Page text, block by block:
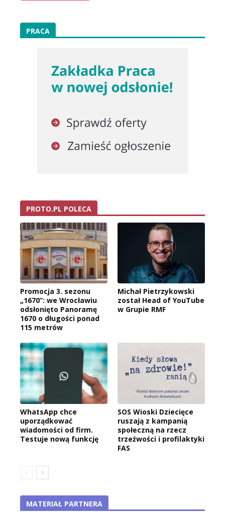
PRACA
PROTO.PL POLECA
Promocja 3. sezonu
„1670”: we Wrocławiu
odsłonięto Panoramę
1670 o długości ponad
115 metrów
Michał Pietrzykowski
został Head of YouTube
w Grupie RMF
WhatsApp chce
uporządkować
wiadomości od firm.
Testuje nową funkcję
SOS Wioski Dziecięce
ruszają z kampanią
społeczną na rzecz
trzeźwości i profilaktyki
FAS
MATERIAŁ PARTNERA